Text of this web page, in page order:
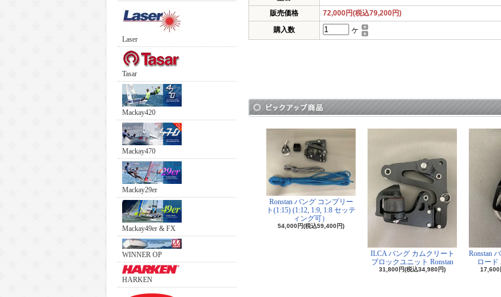
Laser
Tasar
Mackay420
Mackay470
Mackay29er
Mackay49er & FX
WINNER OP
HARKEN
販売価格
72,000円(税込79,200円)
購入数
ケ
Ronstan バング コンプリー
ト(1:15) (1:12, 1:9, 1:8 セッテ
ィング可）
54,000円(税込59,400円)
ILCA バング カムクリート
ブロックユニット Ronstan
31,800円(税込34,980円)
Ronstan
ロード
17,600